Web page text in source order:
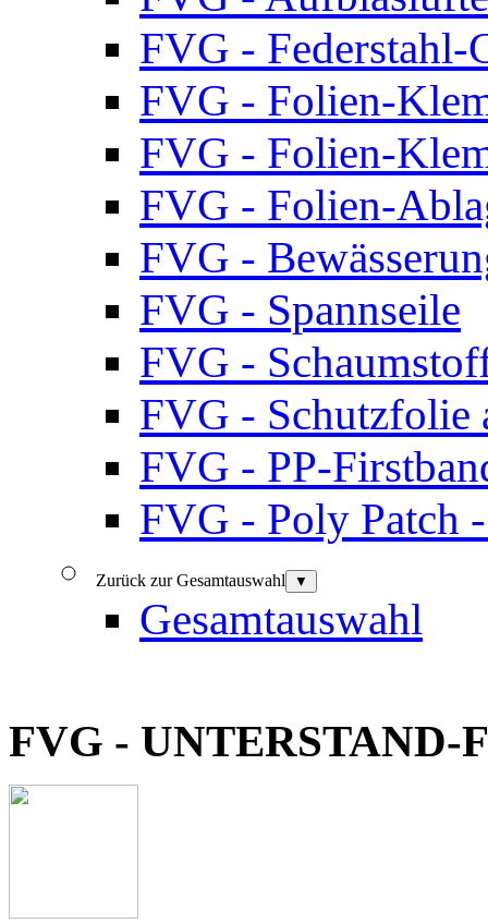
FVG - Federstahl-
FVG - Folien-
FVG - Folien-
FVG - Folien-
FVG -
FVG - Spannseile
FVG -
FVG - Schutzfolie
FVG - PP-
FVG - Poly Patch
Zurück zur Gesamtauswahl ▼
Gesamtauswahl
FVG - UNTERSTAND-